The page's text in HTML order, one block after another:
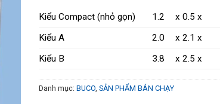
Kiểu Compact (nhỏ gọn) 1.2 x 0.5 x
Kiểu A
2.0 x 2.1 x
Kiểu B
3.8 x 2.5 x
Danh mục: BUCO SẢN PHẨM BÁN CHẠY